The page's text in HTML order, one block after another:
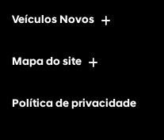
Veículos Novos
Mapa do site
Política de privacidade